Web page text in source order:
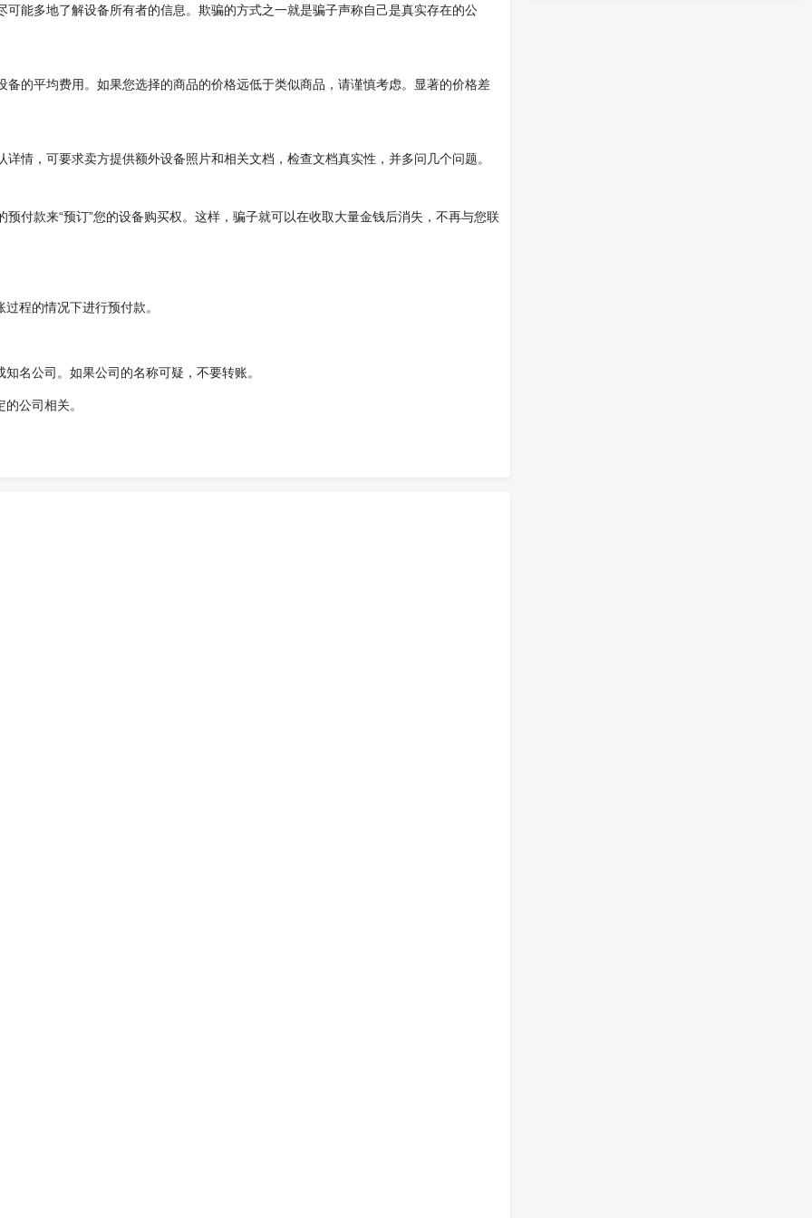
能多地了解设备所有者的信息。欺骗的方式之一就是骗子声称自己是真实存在的公
的平均费用。如果您选择的商品的价格远低于类似商品，请谨慎考虑。显著的价格差
情，可要求卖方提供额外设备照片和相关文档，检查文档真实性，并多问几个问题。
付款来“预订”您的设备购买权。这样，骗子就可以在收取大量金钱后消失，不再与您联
程的情况下进行预付款。
名公司。如果公司的名称可疑，不要转账。
公司相关。